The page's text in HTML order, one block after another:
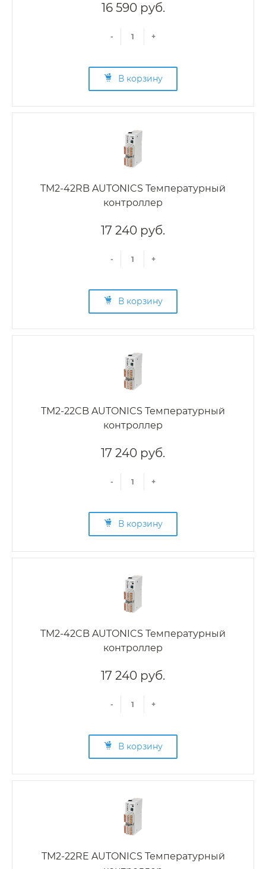
16 590 руб.
- +
В корзину
TM2-42RB AUTONICS Температурный
контроллер
17 240 руб.
- +
В корзину
TM2-22CB AUTONICS Температурный
контроллер
17 240 руб.
- +
В корзину
TM2-42CB AUTONICS Температурный
контроллер
17 240 руб.
- +
В корзину
TM2-22RE AUTONICS Температурный